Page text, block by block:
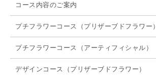
コース内容のご案内
プチフラワーコース（プリザーブドフラワー）
プチフラワーコース（アーティフィシャル）
デザインコース（プリザーブドフラワー）